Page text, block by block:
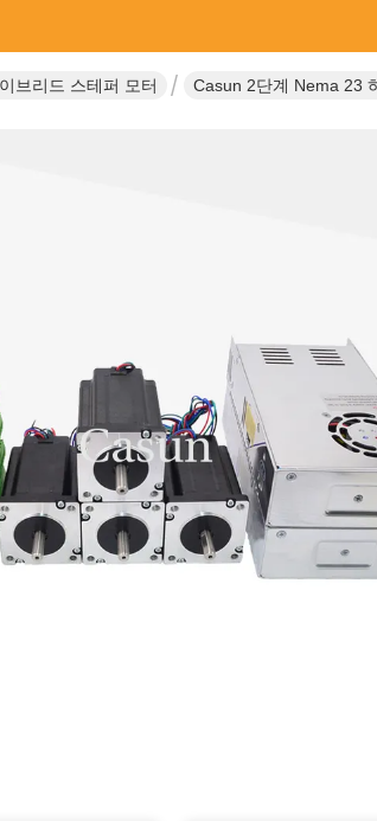
브리드 스테퍼 모터 Casun 2단계 Nema 23